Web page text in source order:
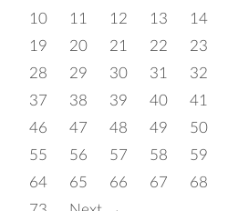
10
11 12 13 14
19
20 21 22 23
28
29 30 31 32
37
38 39 40 41
46
47 48 49 50
55
56 57 58 59
64
65 66 67 68